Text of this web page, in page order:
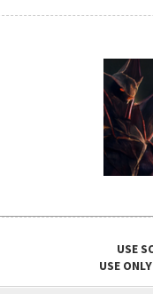
USE
USE